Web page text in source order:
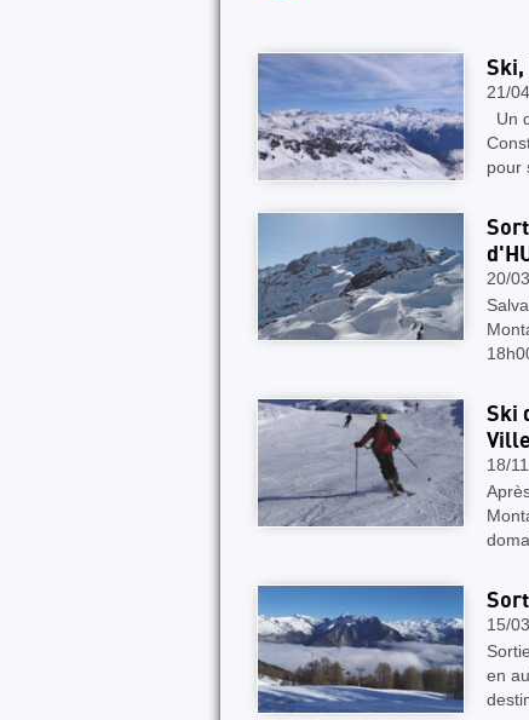
Ski,
21/
Un
pour
20/
Ski
18/
15/
en